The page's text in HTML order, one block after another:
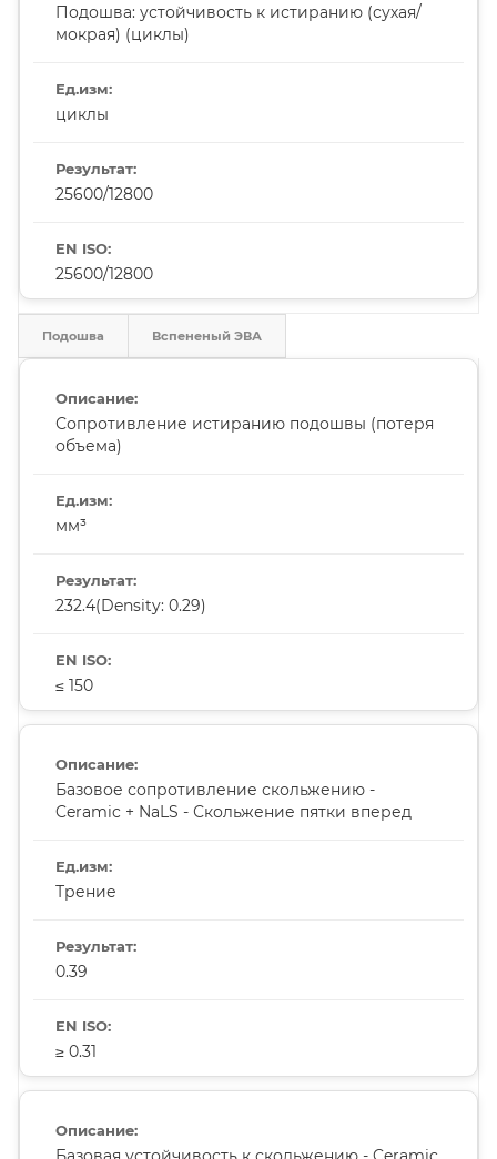
Подошва: устойчивость к истиранию (сухая/
мокрая) (циклы)
циклы
25600/12800
25600/12800
Подошва Вспененый ЭВА
Сопротивление истиранию подошвы (потеря
объема)
мм³
232.4(Density: 0.29)
≤ 150
Базовое сопротивление скольжению -
Ceramic + NaLS - Скольжение пятки вперед
Трение
0.39
≥ 0.31